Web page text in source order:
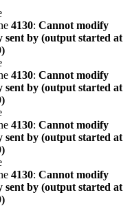
4130: Cannot modify
sent by (output started at
4130: Cannot modify
sent by (output started at
4130: Cannot modify
sent by (output started at
4130: Cannot modify
sent by (output started at